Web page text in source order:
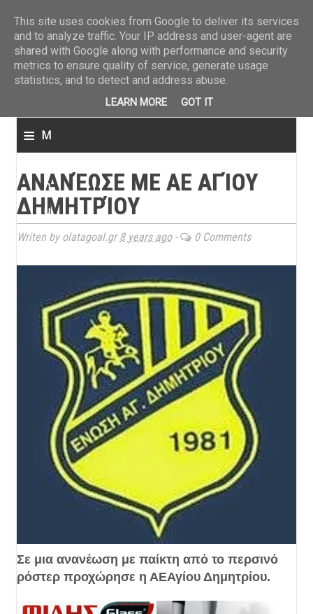
≡ M
n
u
ΑΝΑΝΈΩΣΕ ΜΕ ΑΕ ΑΓΊΟΥ
ΔΗΜΗΤΡΊΟΥ
Writen by olatagoal.gr8 years ago- 0 Comments
Σε μια ανανέωση με παίκτη από το περσινό
ρόστερ προχώρησε η ΑΕΑγίου Δημητρίου.
This site uses cookies from Google to deliver its services
and to analyze traffic. Your IP address and user-agent are
shared with Google along with performance and security
metrics to ensure quality of service, generate usage
statistics, and to detect and address abuse.
LEARN MORE GOT IT